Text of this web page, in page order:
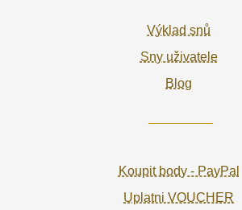
Výklad snů
Sny uživatele
Blog
Koupit body - PayPal
Uplatni VOUCHER